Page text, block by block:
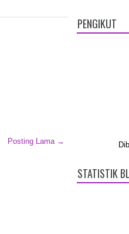
Posting Lama →
PENGIKUT
STATISTIK